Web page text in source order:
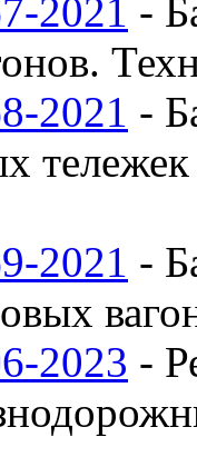
2021 -
2021 -
2021 -
2023 -